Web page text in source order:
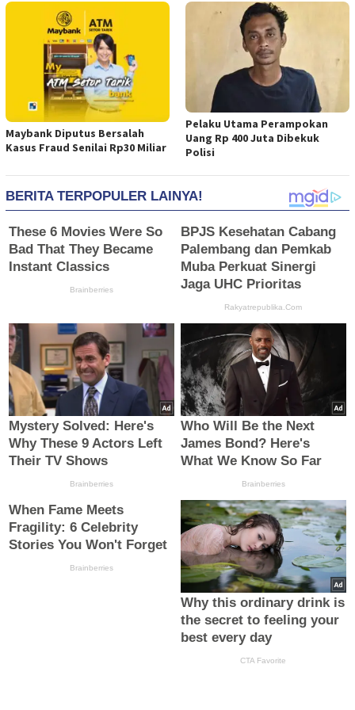
Maybank Diputus Bersalah
Kasus Fraud Senilai Rp30 Miliar
Pelaku Utama Perampokan
Uang Rp 400 Juta Dibekuk
Polisi